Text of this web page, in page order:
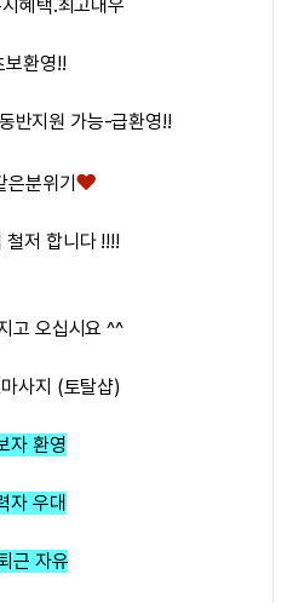
지혜택.최고대우
보환영!!
반지원 가능-급환영!!
은분위기❤️
철저 합니다 !!!!
고 오십시요 ^^
사지 (토탈샵)
자 환영
자 우대
근 자유